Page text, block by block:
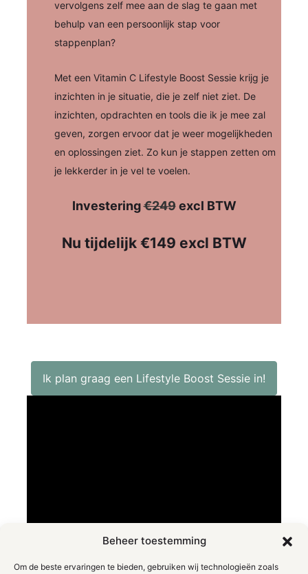
Beheer toestemming
Om de beste ervaringen te bieden, gebruiken wij technologieën zoals
vervolgens zelf mee aan de slag te gaan met
behulp van een persoonlijk stap voor
stappenplan?
Met een Vitamin C Lifestyle Boost Sessie krijg je
inzichten in je situatie, die je zelf niet ziet. De
inzichten, opdrachten en tools die ik je mee zal
geven, zorgen ervoor dat je weer mogelijkheden
en oplossingen ziet. Zo kun je stappen zetten om
je lekkerder in je vel te voelen.
Investering€249excl BTW
Nu tijdelijk €149 excl BTW
Ik plan graag een Lifestyle Boost Sessie in!